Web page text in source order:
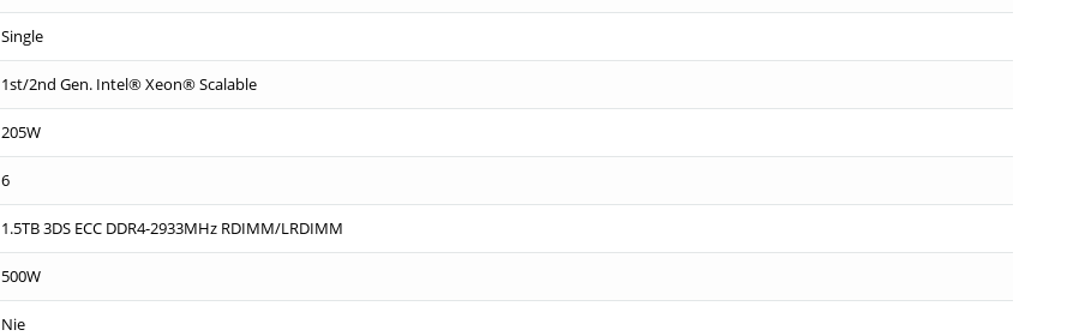
Single
1st/2nd Gen. Intel® Xeon® Scalable
205W
6
1.5TB 3DS ECC DDR4-2933MHz RDIMM/LRDIMM
500W
Nie